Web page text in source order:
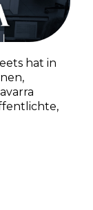
hat in